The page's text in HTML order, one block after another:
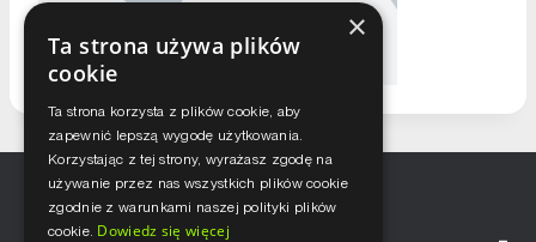
×
Ta strona używa plików
cookie
Ta strona korzysta z plików cookie, aby
zapewnić lepszą wygodę użytkowania.
Korzystając z tej strony, wyrażasz zgodę na
używanie przez nas wszystkich plików cookie
zgodnie z warunkami naszej polityki plików
cookie. Dowiedz się więcej